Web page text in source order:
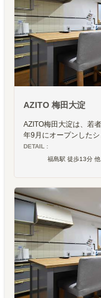
AZITO 梅田大淀
AZITO梅田大淀は、若
年9月にオープンした
DETAIL :
福島駅 徒歩13分 他